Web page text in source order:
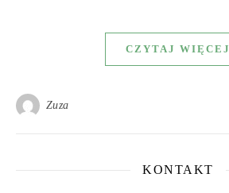
CZYTAJ WIĘCEJ
Zuza
KONTAKT